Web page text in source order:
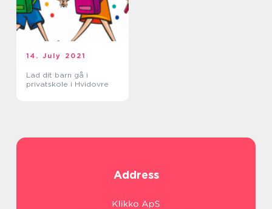
14. July 2021
Lad dit barn gå i
privatskole i Hvidovre
Address